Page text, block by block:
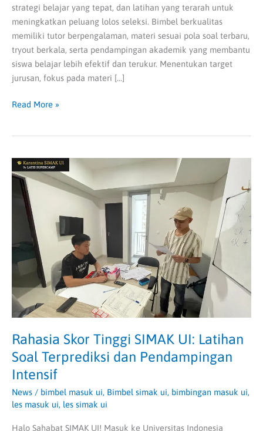
strategi belajar yang tepat, dan latihan yang terarah untuk
meningkatkan peluang lolos seleksi. Bimbel berkualitas
memiliki tutor berpengalaman, materi sesuai pola soal terbaru,
tryout berkala, serta pendampingan akademik yang membantu
siswa belajar lebih efektif dan terukur. Menentukan target
jurusan, fokus pada materi […]
Read More »
Rahasia Skor Tinggi SIMAK UI: Latihan
Soal Terprediksi dan Pendampingan
Intensif
News / bimbel masuk ui, Bimbel simak ui, bimbingan masuk ui,
les masuk ui, les simak ui
Halo Sahabat SIMAK UI! Masuk ke Universitas Indonesia
Rahasia
Skor
Tinggi
SIMAK
Latihan
Soal
Terprediksi
dan
Pendampingan
Intensif